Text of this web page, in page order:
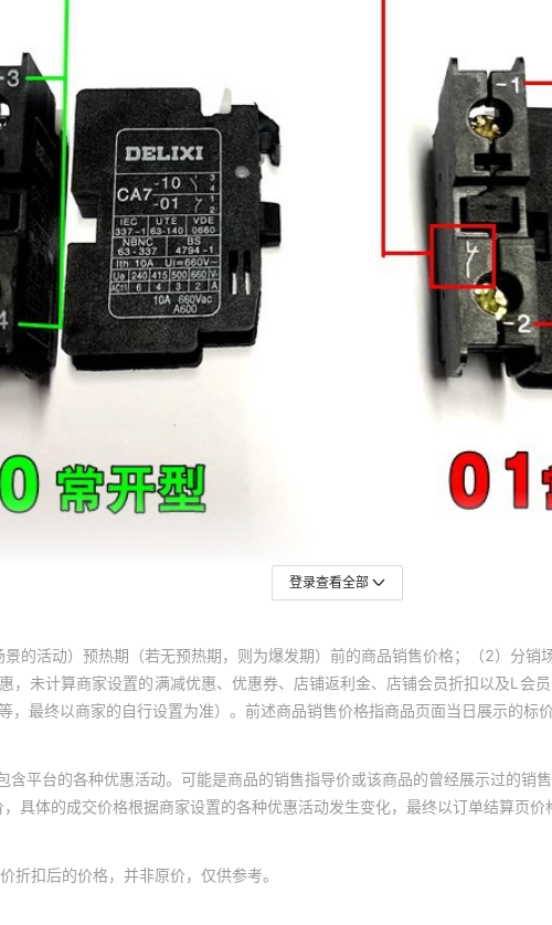
登录查看全部
景的活动）预热期（若无预热期，则为爆发期）前的商品销售价格；（2）分
，未计算商家设置的满减优惠、优惠券、店铺返利金、店铺会员折扣以及L会
最终以商家的自行设置为准）。前述商品销售价格指商品页面当日展示的
平台的各种优惠活动。可能是商品的销售指导价或该商品的曾经展示过的销
具体的成交价格根据商家设置的各种优惠活动发生变化，最终以订单结算页价
扣后的价格，并非原价，仅供参考。